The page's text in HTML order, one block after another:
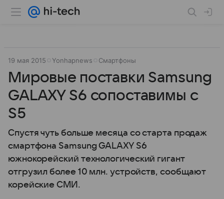
19 мая 2015 Yonhapnews Смартфоны
Мировые поставки Samsung
GALAXY S6 сопоставимы с
S5
Спустя чуть больше месяца со старта продаж
смартфона Samsung GALAXY S6
южнокорейский технологический гигант
отгрузил более 10 млн. устройств, сообщают
корейские СМИ.